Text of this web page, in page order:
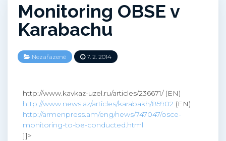
Monitoring OBSE v
Karabachu
Nezařazené 7. 2. 2014
http://www.kavkaz-uzel.ru/articles/236671/ (EN)
http://www.news.az/articles/karabakh/85902 (EN)
http://armenpress.am/eng/news/747047/osce-
monitoring-to-be-conducted.html
]]>